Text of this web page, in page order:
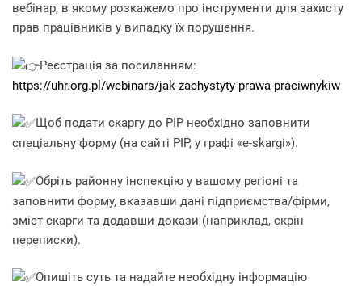
вебінар, в якому розкажемо про інструменти для захисту
прав працівників у випадку їх порушення.
Реєстрація за посиланням:
https://uhr.org.pl/webinars/jak-zachystyty-prawa-praciwnykiw
Щоб подати скаргу до РІР необхідно заповнити
спеціальну форму (на сайті РІР, у графі «e-skargi»).
Обріть районну інспекцію у вашому регіоні та
заповнити форму, вказавши дані підприємства/фірми,
зміст скарги та додавши докази (наприклад, скрін
переписки).
Опишіть суть та надайте необхідну інформацію